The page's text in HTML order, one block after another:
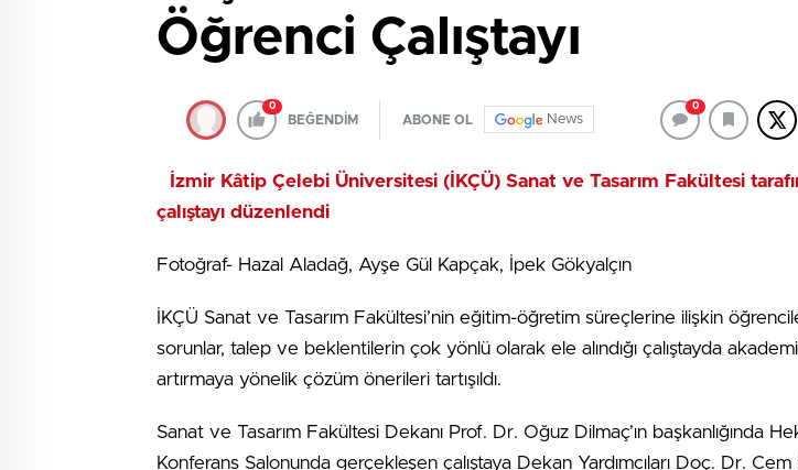
Öğrenci Çalıştayı
0
BEĞENDİM ABONE OL News
0
İzmir Kâtip Çelebi Üniversitesi (İKÇÜ) Sanat ve Tasarım Fakültesi
çalıştayı düzenlendi
Fotoğraf- Hazal Aladağ, Ayşe Gül Kapçak, İpek Gökyalçın
İKÇÜ Sanat ve Tasarım Fakültesi’nin eğitim-öğretim süreçlerine ilişkin
sorunlar, talep ve beklentilerin çok yönlü olarak ele alındığı çalıştayda
artırmaya yönelik çözüm önerileri tartışıldı.
Sanat ve Tasarım Fakültesi Dekanı Prof. Dr. Oğuz Dilmaç’ın başkanlığında
Konferans Salonunda gerçekleşen çalıştaya Dekan Yardımcıları Doç. Dr.